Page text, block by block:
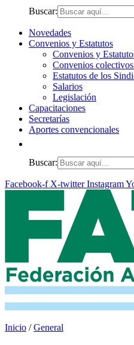
Buscar:
Novedades
Convenios y Estatutos
Convenios y
Convenios
Estatutos de los
Salarios
Legislación
Capacitaciones
Secretarías
Aportes convencionales
Buscar:
Facebook-f X-twitter Instagram
Inicio /General